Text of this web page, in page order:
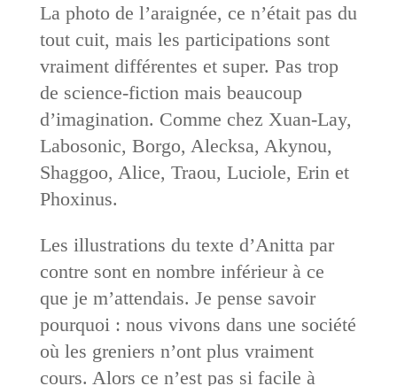
La photo de l’araignée, ce n’était pas du
tout cuit, mais les participations sont
vraiment différentes et super. Pas trop
de science-fiction mais beaucoup
d’imagination. Comme chez Xuan-Lay,
Labosonic, Borgo, Alecksa, Akynou,
Shaggoo, Alice, Traou, Luciole, Erin et
Phoxinus.
Les illustrations du texte d’Anitta par
contre sont en nombre inférieur à ce
que je m’attendais. Je pense savoir
pourquoi : nous vivons dans une société
où les greniers n’ont plus vraiment
cours. Alors ce n’est pas si facile à